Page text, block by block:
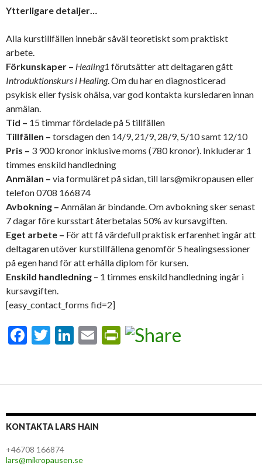
Ytterligare detaljer…
Alla kurstillfällen innebär såväl teoretiskt som praktiskt
arbete.
Förkunskaper – Healing1 förutsätter att deltagaren gått
Introduktionskurs i Healing. Om du har en diagnosticerad
psykisk eller fysisk ohälsa, var god kontakta kursledaren innan
anmälan.
Tid – 15 timmar fördelade på 5 tillfällen
Tillfällen – torsdagen den 14/9, 21/9, 28/9, 5/10 samt 12/10
Pris – 3 900 kronor inklusive moms (780 kronor). Inkluderar 1
timmes enskild handledning
Anmälan – via formuläret på sidan, till lars@mikropausen eller
telefon 0708 166874
Avbokning – Anmälan är bindande. Om avbokning sker senast
7 dagar före kursstart återbetalas 50% av kursavgiften.
Eget arbete – För att få värdefull praktisk erfarenhet ingår att
deltagaren utöver kurstillfällena genomför 5 healingsessioner
på egen hand för att erhålla diplom för kursen.
Enskild handledning – 1 timmes enskild handledning ingår i
kursavgiften.
[easy_contact_forms fid=2]
F
b
o
o
k
T
er
Li
dI
n
E
l
Pr
ri
e
KONTAKTA LARS HAIN
+46708 166874
lars@mikropausen.se